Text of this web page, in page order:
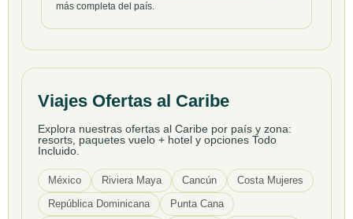
más completa del país.
Viajes Ofertas al Caribe
Explora nuestras ofertas al Caribe por país y zona:
resorts, paquetes vuelo + hotel y opciones Todo
Incluido.
México Riviera Maya Cancún
Costa Mujeres
República Dominicana
Punta Cana